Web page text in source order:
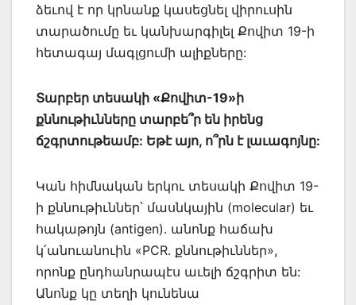
ձեւով է որ կրնանք կասեցնել վիրուսին
տարածումը եւ կանխարգիլել Քովիտ 19-ի
հետագայ մագլցումի ալիքները:
Տարբեր տեսակի «Քովիտ-19»ի
քննութիւնները տարբե՞ր են իրենց
ճշգրտութեամբ: Եթէ այո, ո՞րն է լաւագոյնը:
Կան հիմնական երկու տեսակի Քովիտ 19-
ի քննութիւններ՝ մասնկային (molecular) եւ
հակաթոյն (antigen). անոնք հաճախ
կ՛անուանուին «PCR. քննութիւններ»,
որոնք ընդհանրապէս աւելի ճշգրիտ են:
Անոնք կը տեղի կունենա